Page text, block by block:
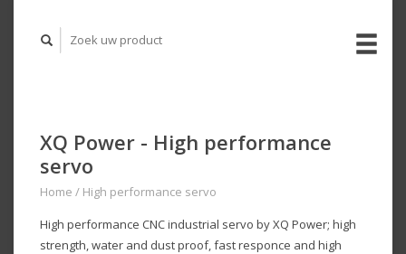
XQ Power - High performance
servo
Home / High performance servo
High performance CNC industrial servo by XQ Power; high
strength, water and dust proof, fast responce and high